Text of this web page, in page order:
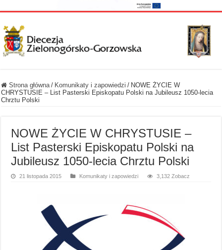
Strona główna / Komunikaty i zapowiedzi / NOWE ŻYCIE W
CHRYSTUSIE – List Pasterski Episkopatu Polski na Jubileusz 1050-lecia
Chrztu Polski
NOWE ŻYCIE W CHRYSTUSIE –
List Pasterski Episkopatu Polski na
Jubileusz 1050-lecia Chrztu Polski
21 listopada 2015 Komunikaty i zapowiedzi 3,132 Zobacz